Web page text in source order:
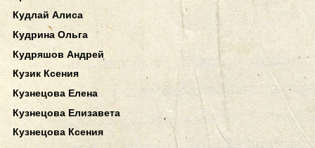
Кудлай Алиса
Кудрина Ольга
Кудряшов Андрей
Кузик Ксения
Кузнецова Елена
Кузнецова Елизавета
Кузнецова Ксения